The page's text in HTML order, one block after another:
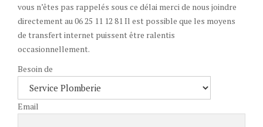
vous n’êtes pas rappelés sous ce délai merci de nous joindre
directement au 06 25 11 12 81 Il est possible que les moyens
de transfert internet puissent être ralentis
occasionnellement.
Besoin de
Email